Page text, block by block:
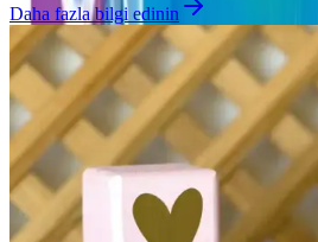
Daha fazla bilgi edinin